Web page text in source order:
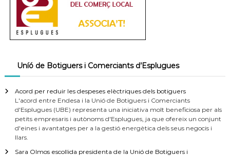
Uníó de Botiguers i Comerciants d’Esplugues
Acord per reduir les despeses elèctriques dels botiguers
L'acord entre Endesa i la Unió de Botiguers i Comerciants
d'Esplugues (UBE) representa una iniciativa molt beneficiosa per als
petits empresaris i autònoms d'Esplugues, ja que ofereix un conjunt
d'eines i avantatges per a la gestió energètica dels seus negocis i
llars.
Sara Olmos escollida presidenta de la Unió de Botiguers i